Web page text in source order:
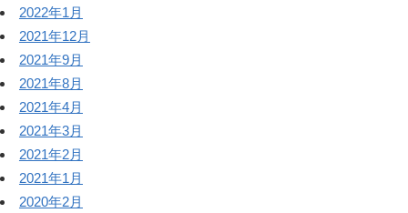
2022年1月
2021年12月
2021年9月
2021年8月
2021年4月
2021年3月
2021年2月
2021年1月
2020年2月